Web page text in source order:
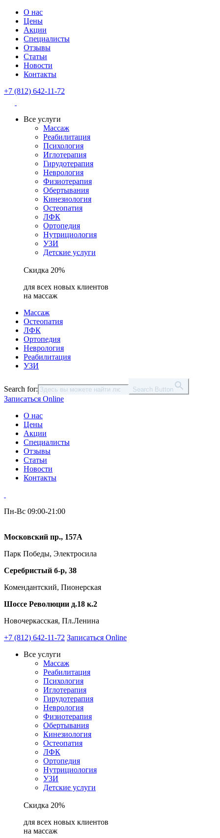
О нас
Цены
Акции
Специалисты
Отзывы
Статьи
Новости
Контакты
+7 (812) 642-11-72
Все услуги
Массаж
Реабилитация
Психология
Иглотерапия
Гирудотерапия
Неврология
Физиотерапия
Обертывания
Кинезиология
Остеопатия
ЛФК
Ортопедия
Нутрициология
УЗИ
Детские услуги
Скидка 20%
для всех новых клиентов
на массаж
Массаж
Остеопатия
ЛФК
Ортопедия
Неврология
Реабилитация
УЗИ
Search for: Search Button
Записаться Online
О нас
Цены
Акции
Специалисты
Отзывы
Статьи
Новости
Контакты
Пн-Вс 09:00-21:00
Московский пр., 157А
Парк Победы, Электросила
Серебристый б-р, 38
Комендантский, Пионерская
Шоссе Революции д.18 к.2
Новочеркасская, Пл.Ленина
+7 (812) 642-11-72 Записаться Online
Все услуги
Массаж
Реабилитация
Психология
Иглотерапия
Гирудотерапия
Неврология
Физиотерапия
Обертывания
Кинезиология
Остеопатия
ЛФК
Ортопедия
Нутрициология
УЗИ
Детские услуги
Скидка 20%
для всех новых клиентов
на массаж